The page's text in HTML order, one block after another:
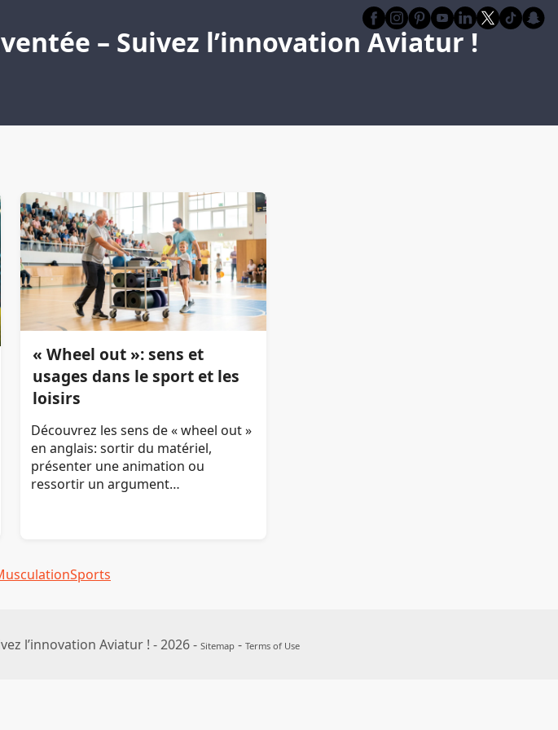
– Suivez l’innovation Aviatur !
« Wheel out »: sens et
usages dans le sport et les
loisirs
Découvrez les sens de « wheel out »
en anglais: sortir du matériel,
présenter une animation ou
ressortir un argument…
Sports
l’innovation Aviatur ! - 2026 - Sitemap- Terms of Use